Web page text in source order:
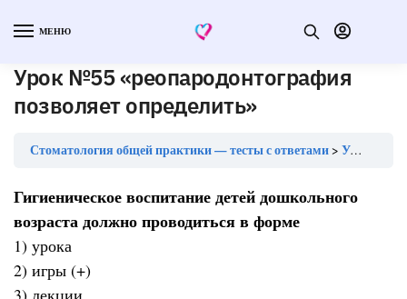
МЕНЮ
Урок №55 «реопародонтография
позволяет определить»
Стоматология общей практики — тесты с ответами Урок №55 «реопародонтография позволяет определить»
Гигиеническое воспитание детей дошкольного
возраста должно проводиться в форме
1) урока
2) игры (+)